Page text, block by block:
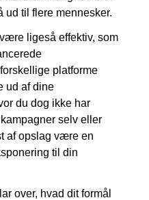
ud til flere mennesker.
ligeså effektiv, som
platforme
ud af dine
du dog ikke har
selv eller
af opslag være en
til din
over, hvad dit formål